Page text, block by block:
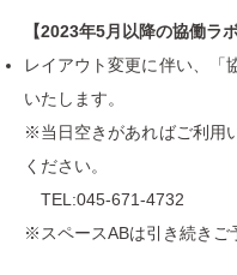
【2023年5月以降の協働ラ
レイアウト変更に伴い、「
いたします。
※当日空きがあればご利用
ください。
TEL:045-671-4732
※スペースABは引き続きご